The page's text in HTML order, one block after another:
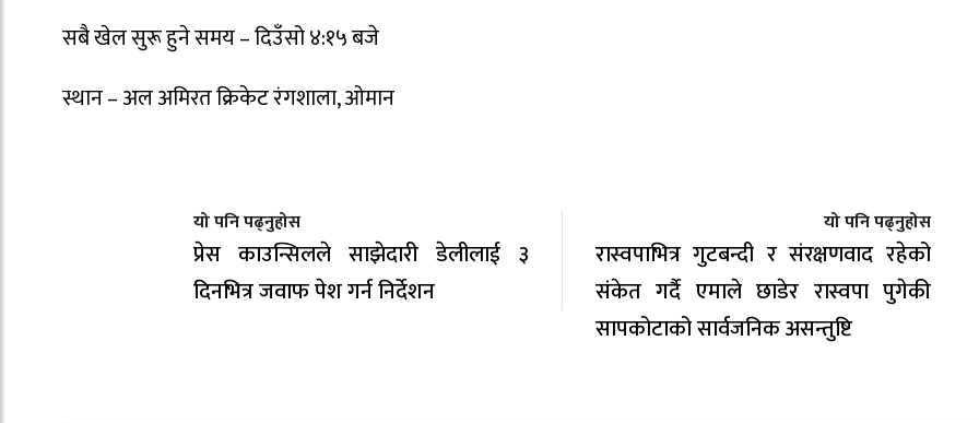
सबै खेल सुरू हुने समय – दिउँसो ४:१५ बजे
स्थान – अल अमिरत क्रिकेट रंगशाला, ओमान
यो पनि पढ्नुहोस
प्रेस काउन्सिलले साझेदारी डेलीलाई ३
दिनभित्र जवाफ पेश गर्न निर्देशन
यो पनि पढ्नुहोस
रास्वपाभित्र गुटबन्दी र संरक्षणवाद रहेको
संकेत गर्दै एमाले छाडेर रास्वपा पुगेकी
सापकोटाको सार्वजनिक असन्तुष्टि